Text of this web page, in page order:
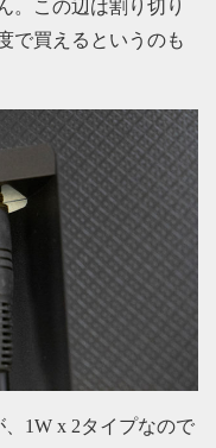
。この辺は割り切り
で買えるというのも
1W x 2タイプなので